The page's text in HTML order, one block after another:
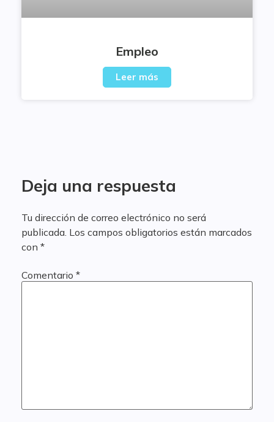
Empleo
Leer más
Deja una respuesta
Tu dirección de correo electrónico no será
publicada. Los campos obligatorios están marcados
con *
Comentario *